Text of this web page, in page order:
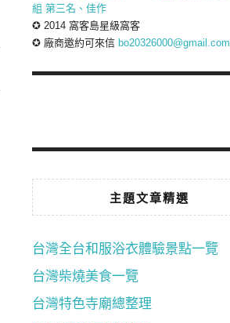
組 第三名、佳作
✪ 2014 窩客島星級窩客
✪ 廠商邀約可來信 bo20326000@gmail.com
主題文章精選
台灣全台和服浴衣體驗景點一覽
台灣柴燒美食一覽
台灣特色寺廟總整理